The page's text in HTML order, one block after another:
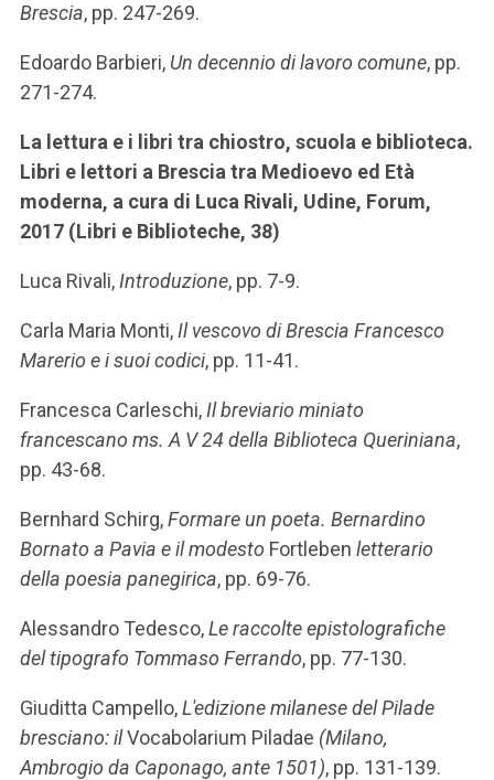
Brescia, pp. 247-269.
Edoardo Barbieri, Un decennio di lavoro comune, pp.
271-274.
La lettura e i libri tra chiostro, scuola e biblioteca.
Libri e lettori a Brescia tra Medioevo ed Età
moderna, a cura di Luca Rivali, Udine, Forum,
2017 (Libri e Biblioteche, 38)
Luca Rivali, Introduzione, pp. 7-9.
Carla Maria Monti, Il vescovo di Brescia Francesco
Marerio e i suoi codici, pp. 11-41.
Francesca Carleschi, Il breviario miniato
francescano ms. A V 24 della Biblioteca Queriniana,
pp. 43-68.
Bernhard Schirg,Formare un poeta. Bernardino
Bornato a Pavia e il modesto Fortleben letterario
della poesia panegirica, pp. 69-76.
Alessandro Tedesco,Le raccolte epistolografiche
del tipografo Tommaso Ferrando, pp. 77-130.
Giuditta Campello,L'edizione milanese del Pilade
bresciano: ilVocabolarium Piladae (Milano,
Ambrogio da Caponago, ante 1501), pp. 131-139.